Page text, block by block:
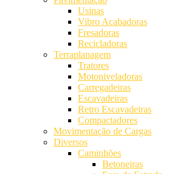
Usinas
Vibro Acabadoras
Fresadoras
Recicladoras
Terraplanagem
Tratores
Motoniveladoras
Carregadeiras
Escavadeiras
Retro Escavadeiras
Compactadores
Movimentação de Cargas
Diversos
Caminhões
Betoneiras